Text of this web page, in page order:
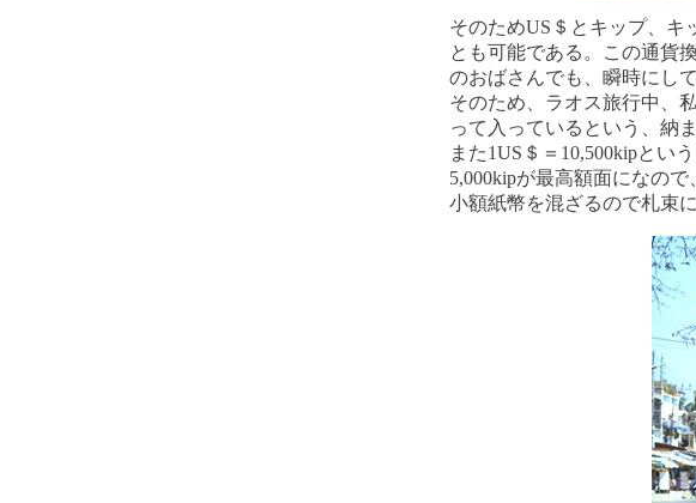
そのためUS＄とキップ、キ
とも可能である。この通貨
のおばさんでも、瞬時にし
そのため、ラオス旅行中、
って入っているという、納
また1US＄＝10,500kipとい
5,000kipが最高額面になの
小額紙幣を混ざるので札束